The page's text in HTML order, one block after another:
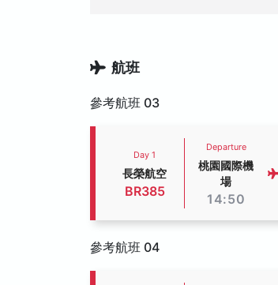
航班
參考航班 03
Day 1
長榮航空
BR385
Departure
桃園國際機
場
14:50
參考航班 04